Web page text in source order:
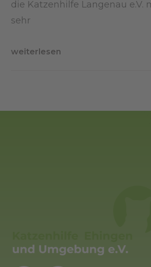
die Katzenhilfe Langenau e.V.
sehr
weiterlesen